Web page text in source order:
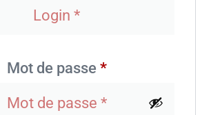
Mot de passe *